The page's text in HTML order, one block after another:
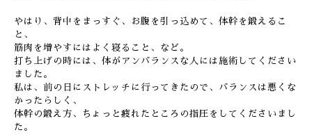
やはり、背中をまっすぐ、お腹を引っ込めて、体幹を鍛えるこ
と、
筋肉を増やすにはよく寝ること、など。
打ち上げの時には、体がアンバランスな人には施術してください
ました。
私は、前の日にストレッチに行ってきたので、バランスは悪くな
かったらしく、
体幹の鍛え方、ちょっと疲れたところの指圧をしてくださいまし
た。